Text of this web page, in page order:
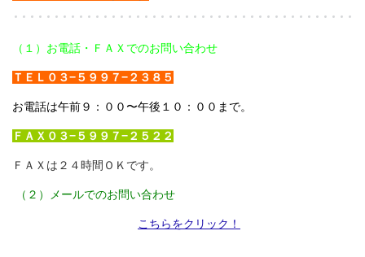
（１）お電話・ＦＡＸでのお問い合わせ
ＴＥＬ０３−５９９７−２３８５
お電話は午前９：００〜午後１０：００まで。
ＦＡＸ０３−５９９７−２５２２
ＦＡＸは２４時間ＯＫです。
（２）メールでのお問い合わせ
こちらをクリック！